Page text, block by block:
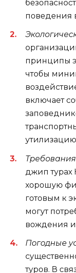
поведения
принципы
чтобы
включает
утилизацию
джип турах
хорошую
готовым к
могут
вождения
Погодные
туров. В